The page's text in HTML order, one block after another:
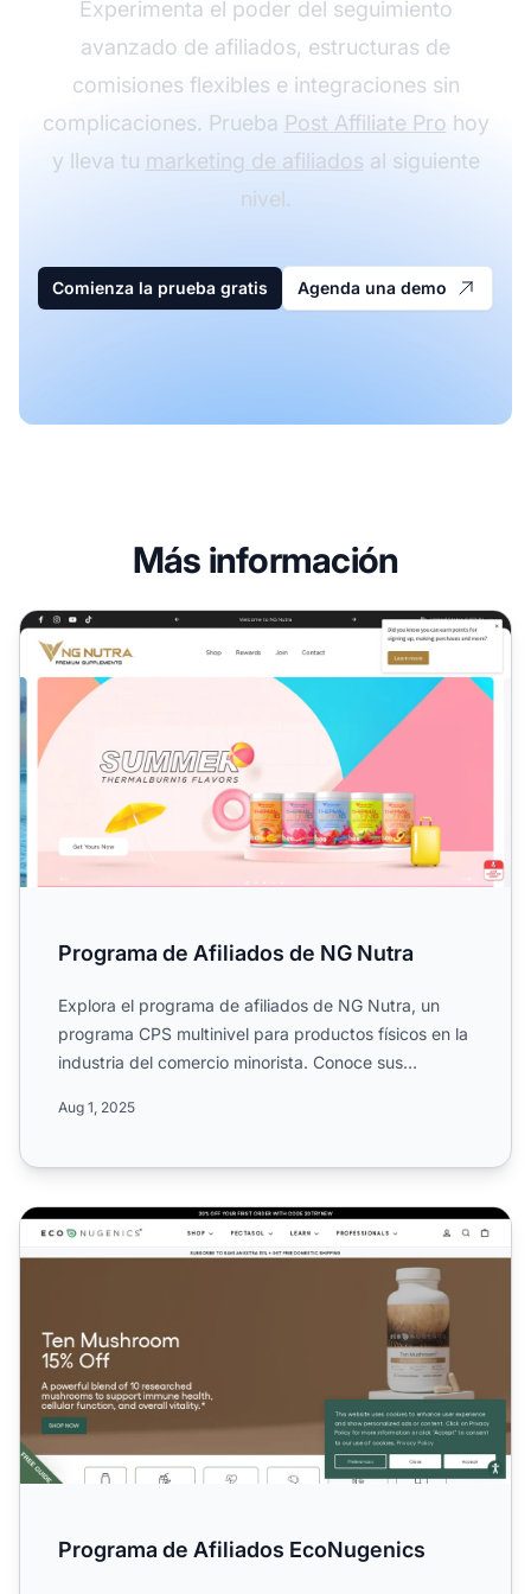
Experimenta el poder del seguimiento
avanzado de afiliados, estructuras de
comisiones flexibles e integraciones sin
complicaciones. Prueba Post Affiliate Pro hoy
y lleva tu marketing de afiliados al siguiente
nivel.
Comienza la prueba gratis Agenda una demo
Más información
Programa de Afiliados de NG Nutra
Programa de Afiliados de NG Nutra
Explora el programa de afiliados de NG Nutra, un
programa CPS multinivel para productos físicos en la
industria del comercio minorista. Conoce sus
Aug 1, 2025
Programa de Afiliados EcoNugenics
Programa de Afiliados EcoNugenics